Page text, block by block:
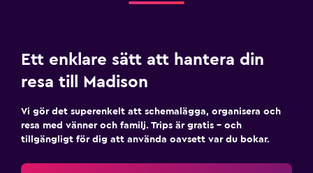
Familjevänligt
Barnsängar tillgängliga
Ett enklare sätt att hantera din
resa till Madison
Vi gör det superenkelt att schemalägga, organisera och
resa med vänner och familj. Trips är gratis – och
tillgängligt för dig att använda oavsett var du bokar.